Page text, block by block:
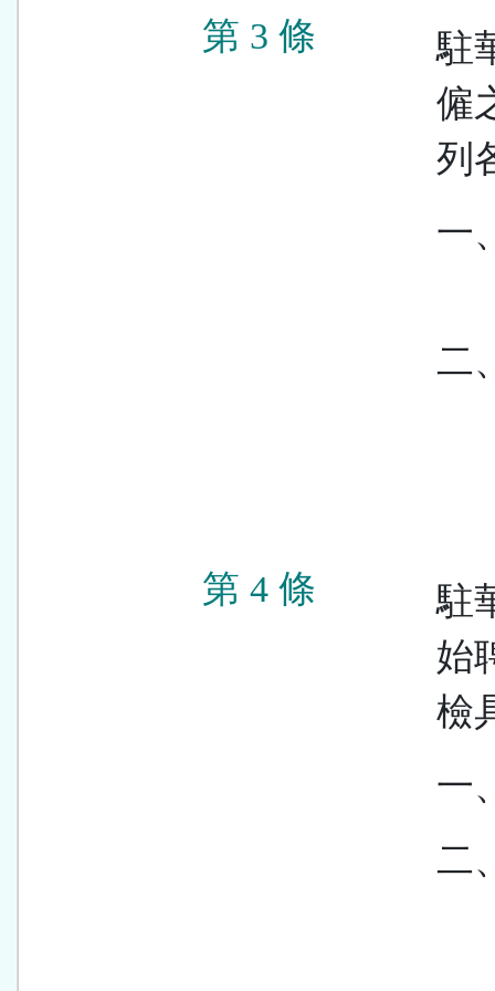
第 3 條
駐
僱
列
一
二
第 4 條
駐
始
檢
一
二